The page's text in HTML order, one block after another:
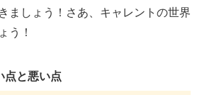
ましょう！さあ、キャレントの世界
う！
点と悪い点